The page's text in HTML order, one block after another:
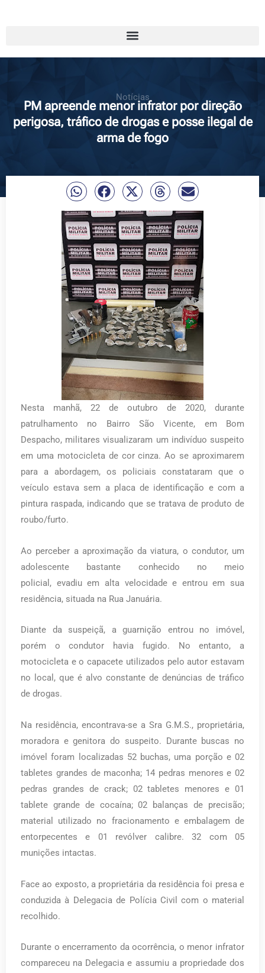
Notícias
PM apreende menor infrator por direção
perigosa, tráfico de drogas e posse ilegal de
arma de fogo
Nesta manhã, 22 de outubro de 2020, durante
patrulhamento no Bairro São Vicente, em Bom
Despacho, militares visualizaram um indivíduo suspeito
em uma motocicleta de cor cinza. Ao se aproximarem
para a abordagem, os policiais constataram que o
veículo estava sem a placa de identificação e com a
pintura raspada, indicando que se tratava de produto de
roubo/furto.
Ao perceber a aproximação da viatura, o condutor, um
adolescente bastante conhecido no meio
policial, evadiu em alta velocidade e entrou em sua
residência, situada na Rua Januária.
Diante da suspeiçã, a guarnição entrou no imóvel,
porém o condutor havia fugido. No entanto, a
motocicleta e o capacete utilizados pelo autor estavam
no local, que é alvo constante de denúncias de tráfico
de drogas.
Na residência, encontrava-se a Sra G.M.S., proprietária,
moradora e genitora do suspeito. Durante buscas no
imóvel foram localizadas 52 buchas, uma porção e 02
tabletes grandes de maconha; 14 pedras menores e 02
pedras grandes de crack; 02 tabletes menores e 01
tablete grande de cocaína; 02 balanças de precisão;
material utilizado no fracionamento e embalagem de
entorpecentes e 01 revólver calibre. 32 com 05
munições intactas.
Face ao exposto, a proprietária da residência foi presa e
conduzida à Delegacia de Polícia Civil com o material
recolhido.
Durante o encerramento da ocorrência, o menor infrator
compareceu na Delegacia e assumiu a propriedade dos